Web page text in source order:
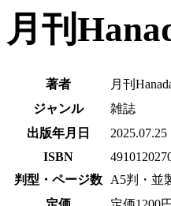
月刊
著者
月刊
ジャンル
雑誌
出版年月日
2025.07.25
ISBN
判型・ページ数
A5判・並